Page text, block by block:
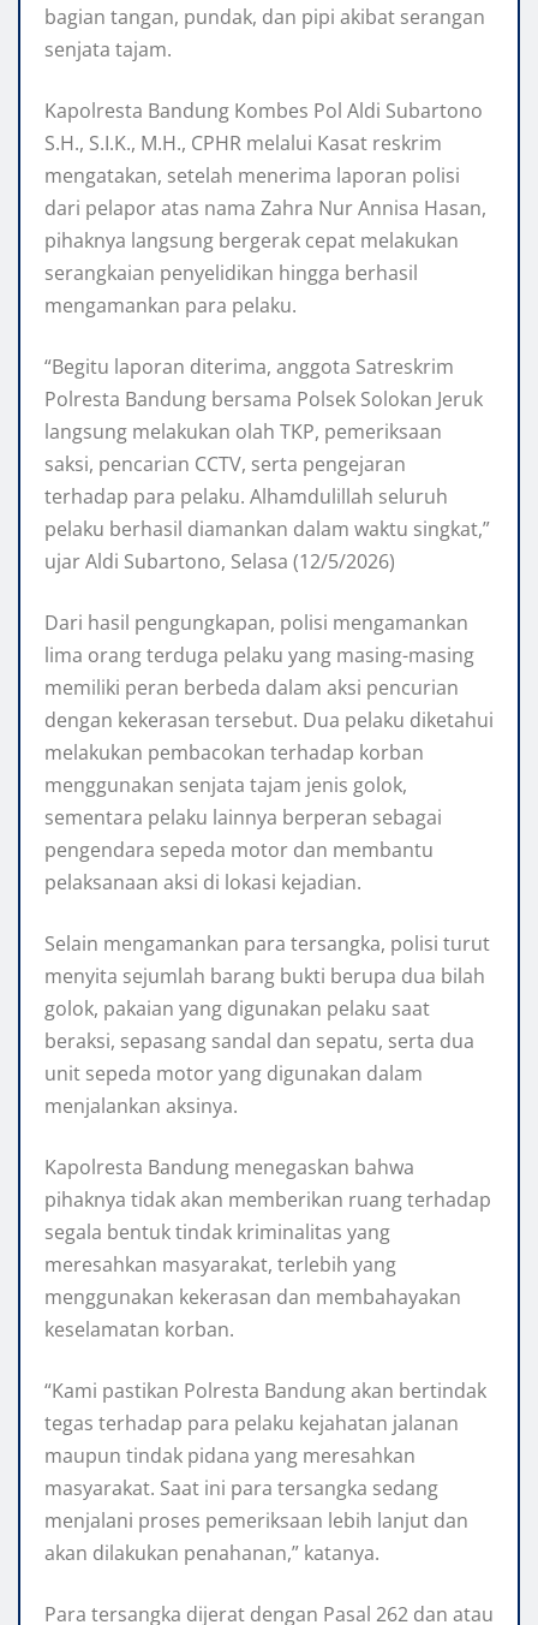
bagian tangan, pundak, dan pipi akibat serangan
senjata tajam.
Kapolresta Bandung Kombes Pol Aldi Subartono
S.H., S.I.K., M.H., CPHR melalui Kasat reskrim
mengatakan, setelah menerima laporan polisi
dari pelapor atas nama Zahra Nur Annisa Hasan,
pihaknya langsung bergerak cepat melakukan
serangkaian penyelidikan hingga berhasil
mengamankan para pelaku.
“Begitu laporan diterima, anggota Satreskrim
Polresta Bandung bersama Polsek Solokan Jeruk
langsung melakukan olah TKP, pemeriksaan
saksi, pencarian CCTV, serta pengejaran
terhadap para pelaku. Alhamdulillah seluruh
pelaku berhasil diamankan dalam waktu singkat,”
ujar Aldi Subartono, Selasa (12/5/2026)
Dari hasil pengungkapan, polisi mengamankan
lima orang terduga pelaku yang masing-masing
memiliki peran berbeda dalam aksi pencurian
dengan kekerasan tersebut. Dua pelaku diketahui
melakukan pembacokan terhadap korban
menggunakan senjata tajam jenis golok,
sementara pelaku lainnya berperan sebagai
pengendara sepeda motor dan membantu
pelaksanaan aksi di lokasi kejadian.
Selain mengamankan para tersangka, polisi turut
menyita sejumlah barang bukti berupa dua bilah
golok, pakaian yang digunakan pelaku saat
beraksi, sepasang sandal dan sepatu, serta dua
unit sepeda motor yang digunakan dalam
menjalankan aksinya.
Kapolresta Bandung menegaskan bahwa
pihaknya tidak akan memberikan ruang terhadap
segala bentuk tindak kriminalitas yang
meresahkan masyarakat, terlebih yang
menggunakan kekerasan dan membahayakan
keselamatan korban.
“Kami pastikan Polresta Bandung akan bertindak
tegas terhadap para pelaku kejahatan jalanan
maupun tindak pidana yang meresahkan
masyarakat. Saat ini para tersangka sedang
menjalani proses pemeriksaan lebih lanjut dan
akan dilakukan penahanan,” katanya.
Para tersangka dijerat dengan Pasal 262 dan atau